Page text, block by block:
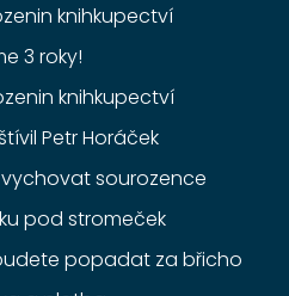
knihkupectví
3 roky!
knihkupectví
Petr Horáček
vychovat sourozence
pod stromeček
popadat za břicho